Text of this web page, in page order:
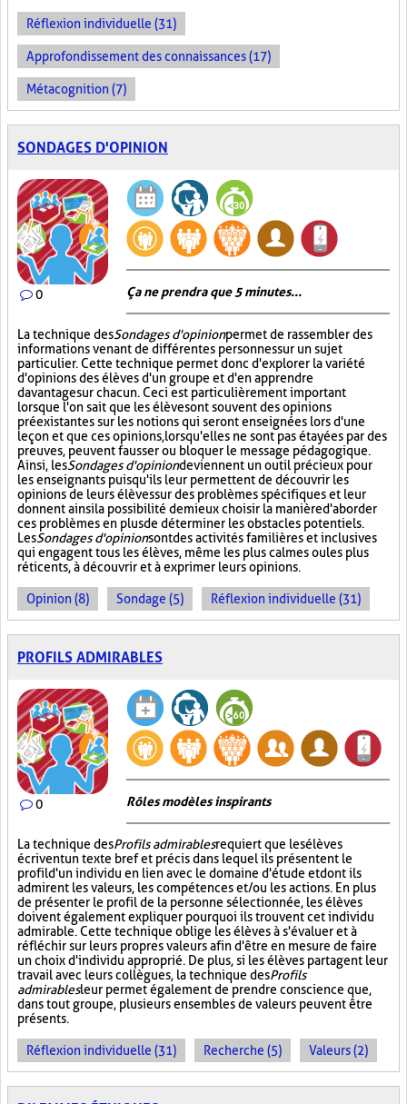
Réflexion individuelle (31)
Approfondissement des connaissances (17)
Métacognition (7)
SONDAGES D'OPINION
0 Ça ne prendra que 5 minutes...
La technique desSondages d'opinionpermet de rassembler des
informations venant de différentes personnes sur un sujet
particulier. Cette technique permet donc d'explorer la variété
d'opinions des élèves d'un groupe et d'en apprendre
davantage sur chacun. Ceci est particulièrement important
lorsque l'on sait que les élèves ont souvent des opinions
préexistantes sur les notions qui seront enseignées lors d'une
leçon et que ces opinions, lorsqu'elles ne sont pas étayées par des
preuves, peuvent fausser ou bloquer le message pédagogique.
Ainsi, lesSondages d'opiniondeviennent un outil précieux pour
les enseignants puisqu'ils leur permettent de découvrir les
opinions de leurs élèves sur des problèmes spécifiques et leur
donnent ainsi la possibilité de mieux choisir la manière d'aborder
ces problèmes en plus de déterminer les obstacles potentiels.
LesSondages d'opinionsont des activités familières et inclusives
qui engagent tous les élèves, même les plus calmes ou les plus
réticents, à découvrir et à exprimer leurs opinions.
Opinion (8) Sondage (5) Réflexion individuelle (31)
PROFILS ADMIRABLES
0 Rôles modèles inspirants
La technique desProfils admirablesrequiert que les élèves
écrivent un texte bref et précis dans lequel ils présentent le
profil d'un individu en lien avec le domaine d'étude et dont ils
admirent les valeurs, les compétences et/ou les actions. En plus
de présenter le profil de la personne sélectionnée, les élèves
doivent également expliquer pourquoi ils trouvent cet individu
admirable. Cette technique oblige les élèves à s'évaluer et à
réfléchir sur leurs propres valeurs afin d'être en mesure de faire
un choix d'individu approprié. De plus, si les élèves partagent leur
travail avec leurs collègues, la technique desProfils
admirablesleur permet également de prendre conscience que,
dans tout groupe, plusieurs ensembles de valeurs peuvent être
présents.
Réflexion individuelle (31) Recherche (5) Valeurs (2)